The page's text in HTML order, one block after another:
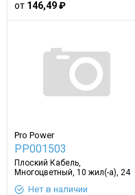
от 146,49 ₽
Pro Power
PP001503
Плоский Кабель,
Многоцветный, 10 жил(-а), 24
Нет в наличии